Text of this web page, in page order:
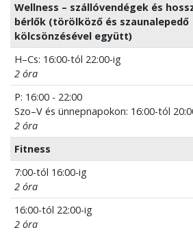
Wellness – szállóvendégek és
bérlők (törölköző és szaunalepedő
kölcsönzésével együtt)
H–Cs: 16:00-tól 22:00-ig
2 óra
P: 16:00 - 22:00
Szo–V és ünnepnapokon: 16:00-tól
2 óra
Fitness
7:00-tól 16:00-ig
2 óra
16:00-tól 22:00-ig
2 óra